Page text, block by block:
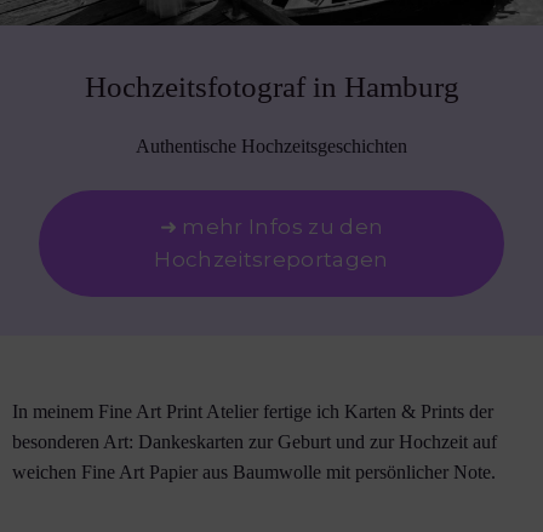
Hochzeitsfotograf in Hamburg
Authentische Hochzeitsgeschichten
➜ mehr Infos zu den
Hochzeitsreportagen
In meinem Fine Art Print Atelier fertige ich Karten & Prints der
besonderen Art: Dankeskarten zur Geburt und zur Hochzeit auf
weichen Fine Art Papier aus Baumwolle mit persönlicher Note.